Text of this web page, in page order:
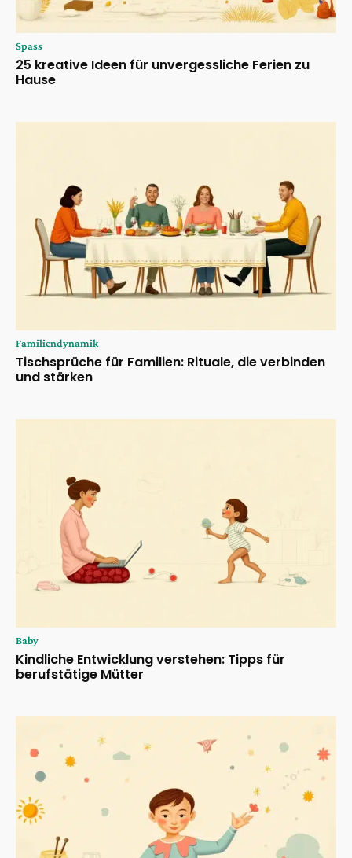
Spass
25 kreative Ideen für unvergessliche Ferien zu
Hause
Familiendynamik
Tischsprüche für Familien: Rituale, die verbinden
und stärken
Baby
Kindliche Entwicklung verstehen: Tipps für
berufstätige Mütter